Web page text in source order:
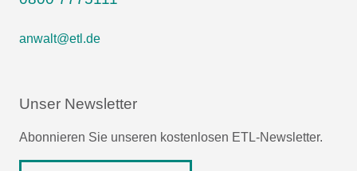
anwalt@etl.de
Unser Newsletter
Abonnieren Sie unseren kostenlosen ETL-Newsletter.